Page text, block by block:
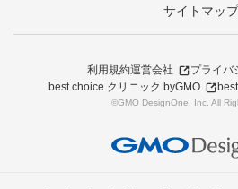
サイトマップ
利用規約運営会社
プライバ
best choice クリニック byGMO
©GMO DesignOne, Inc. All